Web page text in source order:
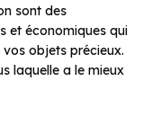
sont des
et économiques qui
objets précieux.
laquelle a le mieux